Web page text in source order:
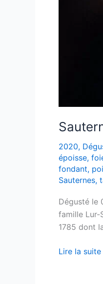
2020,
époisse,
fondant,
Sauternes,
Dégusté le
famille Lur-
1785 dont
Sauternes
Lire la suite